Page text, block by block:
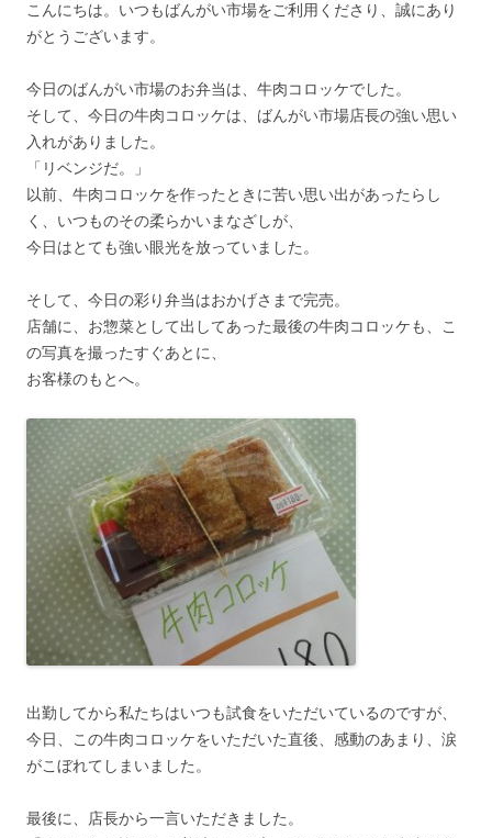
こんにちは。いつもばんがい市場をご利用くださり、誠にあり
がとうございます。
今日のばんがい市場のお弁当は、牛肉コロッケでした。
そして、今日の牛肉コロッケは、ばんがい市場店長の強い思い
入れがありました。
「リベンジだ。」
以前、牛肉コロッケを作ったときに苦い思い出があったらし
く、いつものその柔らかいまなざしが、
今日はとても強い眼光を放っていました。
そして、今日の彩り弁当はおかげさまで完売。
店舗に、お惣菜として出してあった最後の牛肉コロッケも、こ
の写真を撮ったすぐあとに、
お客様のもとへ。
出勤してから私たちはいつも試食をいただいているのですが、
今日、この牛肉コロッケをいただいた直後、感動のあまり、涙
がこぼれてしまいました。
最後に、店長から一言いただきました。